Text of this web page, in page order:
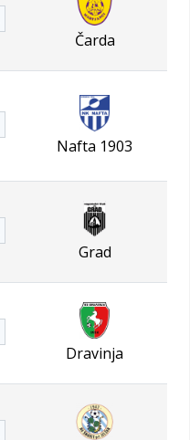
Čarda
Nafta 1903
Grad
Dravinja